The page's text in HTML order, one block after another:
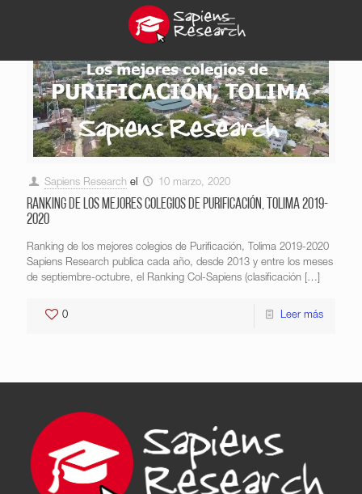
Sapiens Research el 10 marzo, 2020
Ranking de los mejores colegios de Purificación, Tolima 2019-
2020
Ranking de los mejores colegios de Purificación, Tolima 2019-2020
Sapiens Research publica cada año, desde 2013 y entre los meses
de septiembre-octubre, el Ranking Col-Sapiens (clasificación […]
0 Leer más